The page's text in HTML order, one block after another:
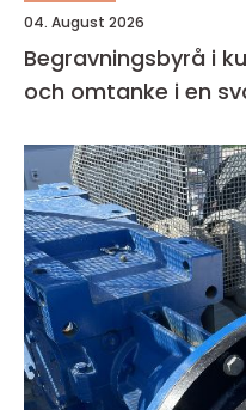
04. August 2026
Begravningsbyrå i
och omtanke i en